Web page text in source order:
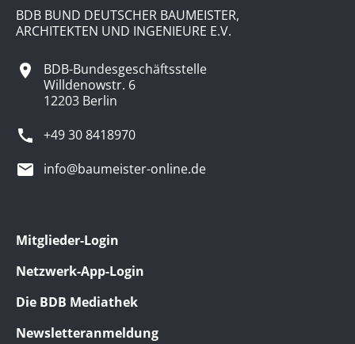
BDB BUND DEUTSCHER BAUMEISTER,
ARCHITEKTEN UND INGENIEURE E.V.
BDB-Bundesgeschäftsstelle
Willdenowstr. 6
12203 Berlin
+49 30 8418970
info@baumeister-online.de
Mitglieder-Login
Netzwerk-App-Login
Die BDB Mediathek
Newsletteranmeldung